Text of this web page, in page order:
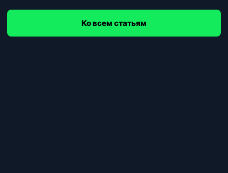
Ко всем статьям